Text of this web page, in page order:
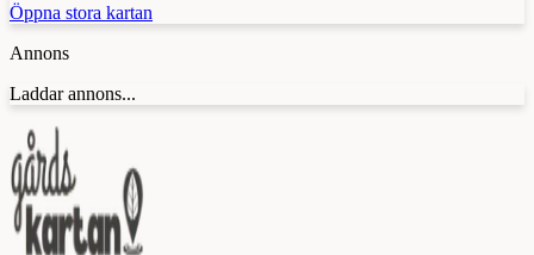
Öppna stora kartan
Annons
Laddar annons...